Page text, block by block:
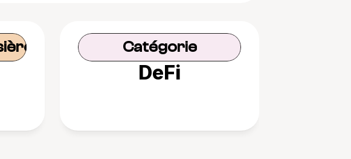
Catégorie
DeFi